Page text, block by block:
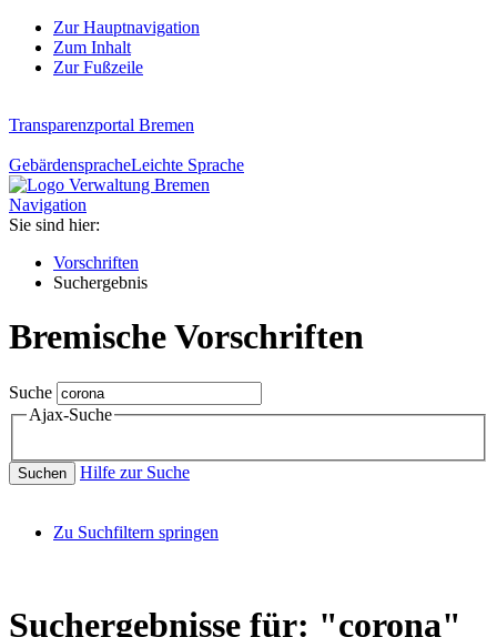
Zur Hauptnavigation
Zum Inhalt
Zur Fußzeile
Transparenzportal Bremen
GebärdenspracheLeichte Sprache
Navigation
Sie sind hier:
Vorschriften
Suchergebnis
Bremische Vorschriften
Suche
Ajax-Suche
Suchen Hilfe zur Suche
Zu Suchfiltern springen
Suchergebnisse für: "corona"